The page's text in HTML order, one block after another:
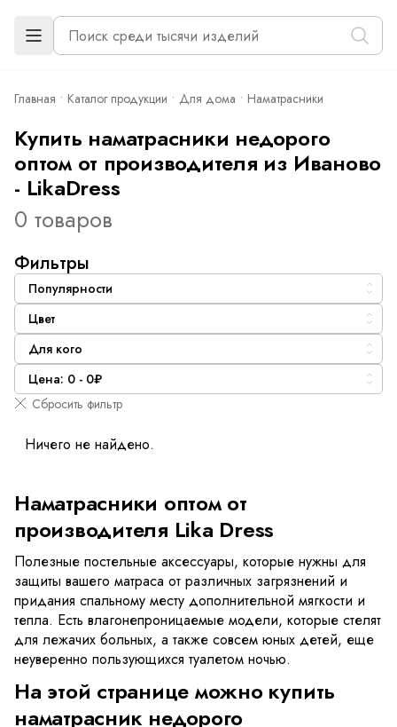
Главная Каталог продукции Для дома Наматрасники
Купить наматрасники недорого
оптом от производителя из Иваново
- LikaDress
0 товаров
Фильтры
Популярности
Цвет
Для кого
Цена: 0 - 0₽
Сбросить фильтр
Ничего не найдено.
Наматрасники оптом от
производителя Lika Dress
Полезные постельные аксессуары, которые нужны для
защиты вашего матраса от различных загрязнений и
придания спальному месту дополнительной мягкости и
тепла. Есть влагонепроницаемые модели, которые стелят
для лежачих больных, а также совсем юных детей, еще
неуверенно пользующихся туалетом ночью.
На этой странице можно купить
наматрасник недорого